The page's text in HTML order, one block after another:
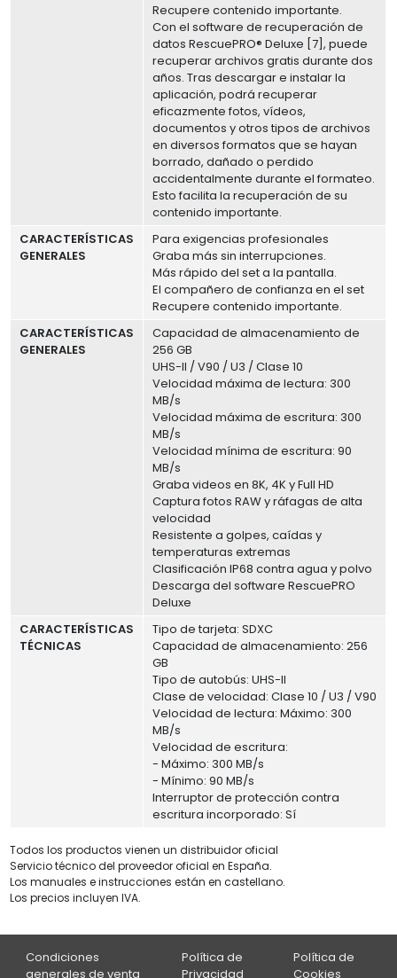
Recupere contenido importante.
Con el software de recuperación de
datos RescuePRO® Deluxe [7], puede
recuperar archivos gratis durante dos
años. Tras descargar e instalar la
aplicación, podrá recuperar
eficazmente fotos, vídeos,
documentos y otros tipos de archivos
en diversos formatos que se hayan
borrado, dañado o perdido
accidentalmente durante el formateo.
Esto facilita la recuperación de su
contenido importante.
CARACTERÍSTICAS
GENERALES
Para exigencias profesionales
Graba más sin interrupciones.
Más rápido del set a la pantalla.
El compañero de confianza en el set
Recupere contenido importante.
CARACTERÍSTICAS
GENERALES
Capacidad de almacenamiento de
256 GB
UHS-II / V90 / U3 / Clase 10
Velocidad máxima de lectura: 300
MB/s
Velocidad máxima de escritura: 300
MB/s
Velocidad mínima de escritura: 90
MB/s
Graba videos en 8K, 4K y Full HD
Captura fotos RAW y ráfagas de alta
velocidad
Resistente a golpes, caídas y
temperaturas extremas
Clasificación IP68 contra agua y polvo
Descarga del software RescuePRO
Deluxe
CARACTERÍSTICAS
TÉCNICAS
Tipo de tarjeta: SDXC
Capacidad de almacenamiento: 256
GB
Tipo de autobús: UHS-II
Clase de velocidad: Clase 10 / U3 / V90
Velocidad de lectura: Máximo: 300
MB/s
Velocidad de escritura:
- Máximo: 300 MB/s
- Mínimo: 90 MB/s
Interruptor de protección contra
escritura incorporado: Sí
Todos los productos vienen un distribuidor oficial
Servicio técnico del proveedor oficial en España.
Los manuales e instrucciones están en castellano.
Los precios incluyen IVA.
Condiciones
generales de venta
Política de
Privacidad
Política de
Cookies